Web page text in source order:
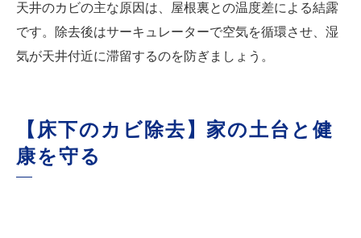
天井のカビの主な原因は、屋根裏との温度差による結露
です。除去後はサーキュレーターで空気を循環させ、湿
気が天井付近に滞留するのを防ぎましょう。
【床下のカビ除去】家の土台と健
康を守る